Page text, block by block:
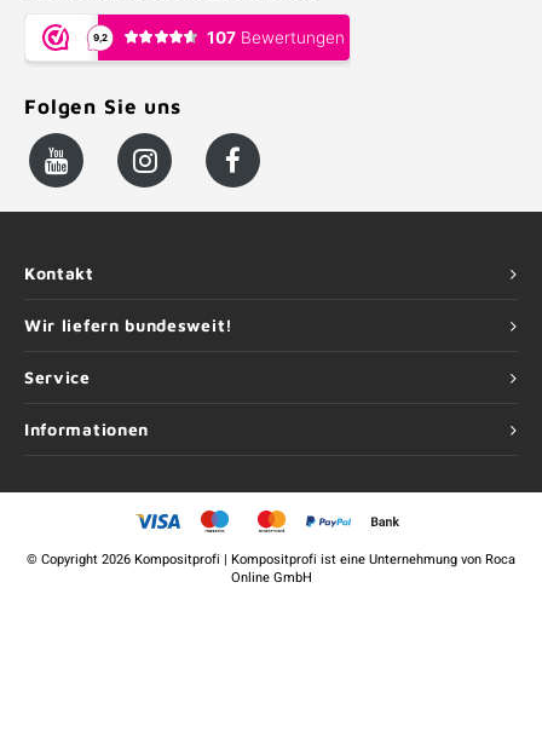
Folgen Sie uns
Kontakt
Wir liefern bundesweit!
Service
Informationen
©Copyright2026 Kompositprofi | Kompositprofi ist eine Unternehmung vonRoca
Online GmbH